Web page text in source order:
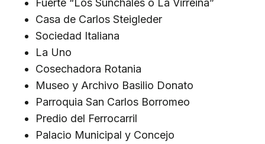
Fuerte “Los Sunchales o La Virreina”
Casa de Carlos Steigleder
Sociedad Italiana
La Uno
Cosechadora Rotania
Museo y Archivo Basilio Donato
Parroquia San Carlos Borromeo
Predio del Ferrocarril
Palacio Municipal y Concejo